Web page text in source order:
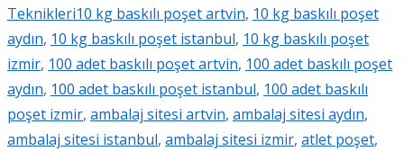
Teknikleri10 kg baskılı poşet artvin, 10 kg baskılı poşet
aydın, 10 kg baskılı poşet istanbul, 10 kg baskılı poşet
izmir, 100 adet baskılı poşet artvin, 100 adet baskılı poşet
aydın, 100 adet baskılı poşet istanbul, 100 adet baskılı
poşet izmir, ambalaj sitesi artvin, ambalaj sitesi aydın,
ambalaj sitesi istanbul, ambalaj sitesi izmir, atlet poşet,